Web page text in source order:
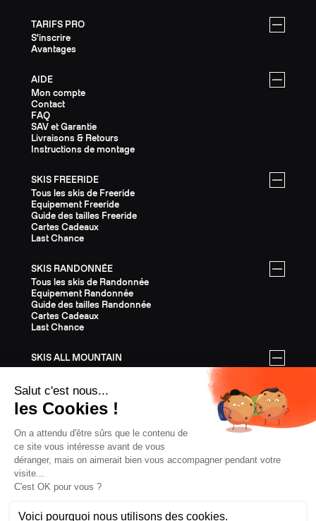
TARIFS PRO
S'inscrire
Avantages
AIDE
Mon compte
Contact
FAQ
SAV et Garantie
Livraisons & Retours
Instructions de montage
SKIS FREERIDE
Tous les skis de Freeride
Equipement Freeride
Guide des tailles Freeride
Cartes Cadeaux
Last Chance
SKIS RANDONNÉE
Tous les skis de Randonnée
Equipement Randonnée
Guide des tailles Randonnée
Cartes Cadeaux
Last Chance
SKIS ALL MOUNTAIN
Guide des tailles All Mountain
Cartes Cadeaux
Last Chance
ÉQUIPEMENT
Tout l'Équipement
Casques
Fixations
Bâtons
Couteaux